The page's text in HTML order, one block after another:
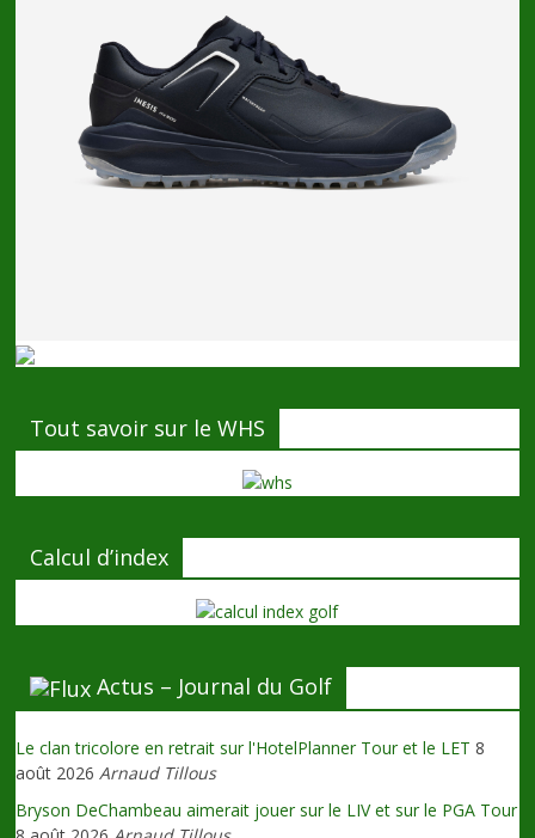
Tout savoir sur le WHS
Calcul d’index
Actus – Journal du Golf
Le clan tricolore en retrait sur l'HotelPlanner Tour et le LET 8
août 2026 Arnaud Tillous
Bryson DeChambeau aimerait jouer sur le LIV et sur le PGA Tour